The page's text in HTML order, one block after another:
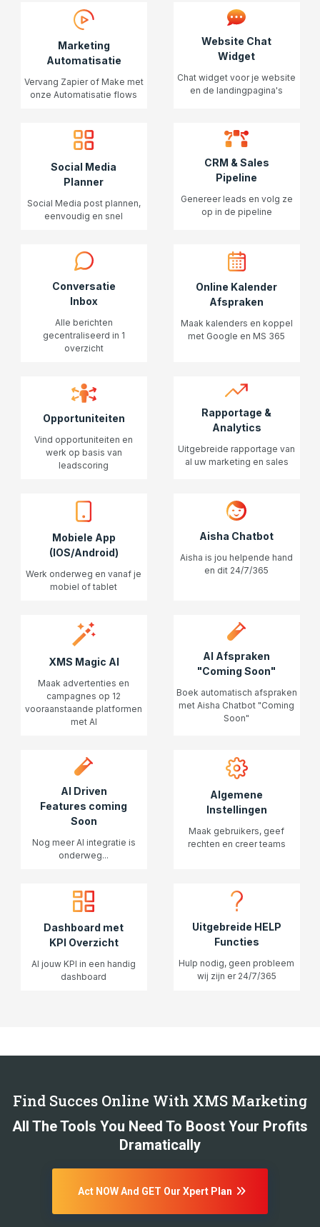
Marketing
Automatisatie
Vervang Zapier of Make met
onze Automatisatie flows
Website Chat
Widget
Chat widget voor je website
en de landingpagina's
Social Media
Planner
Social Media post plannen,
eenvoudig en snel
CRM & Sales
Pipeline
Genereer leads en volg ze
op in de pipeline
Conversatie
Inbox
Alle berichten
gecentraliseerd in 1
overzicht
Online Kalender
Afspraken
Maak kalenders en koppel
met Google en MS 365
Opportuniteiten
Vind opportuniteiten en
werk op basis van
leadscoring
Rapportage &
Analytics
Uitgebreide rapportage van
al uw marketing en sales
Mobiele App
(IOS/Android)
Werk onderweg en vanaf je
mobiel of tablet
Aisha Chatbot
Aisha is jou helpende hand
en dit 24/7/365
XMS Magic AI
Maak advertenties en
campagnes op 12
vooraanstaande platformen
met AI
AI Afspraken
"Coming Soon"
Boek automatisch afspraken
met Aisha Chatbot "Coming
Soon"
AI Driven
Features coming
Soon
Nog meer AI integratie is
onderweg...
Algemene
Instellingen
Maak gebruikers, geef
rechten en creer teams
Dashboard met
KPI Overzicht
Al jouw KPI in een handig
dashboard
Uitgebreide HELP
Functies
Hulp nodig, geen probleem
wij zijn er 24/7/365
Find Succes Online With XMS Marketing
All The Tools You Need To Boost Your Profits
Dramatically
Act NOW And GET Our Xpert Plan